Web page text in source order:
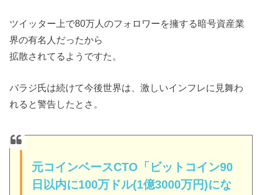
ツイッター上で80万人のフォロワーを擁する暗号資産業
界の有名人だったから
拡散されてるようですた。
バラジ氏は続けて今後世界は、激しいインフレに見舞わ
れると警告したとさ。
元コインベースCTO「ビットコイン90
日以内に100万ドル(1億3000万円)にな